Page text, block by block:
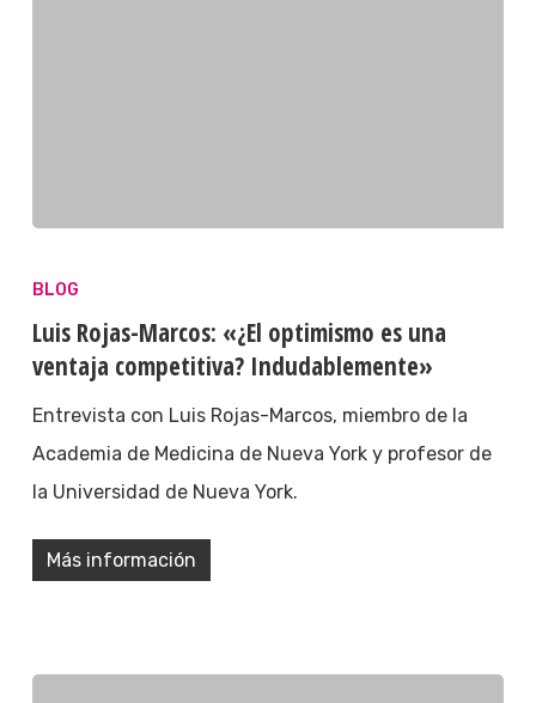
BLOG
Luis Rojas-Marcos: «¿El optimismo es una
ventaja competitiva? Indudablemente»
Entrevista con Luis Rojas-Marcos, miembro de la
Academia de Medicina de Nueva York y profesor de
la Universidad de Nueva York.
Más información